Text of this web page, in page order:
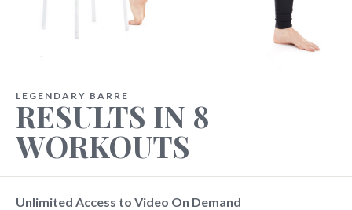
LEGENDARY BARRE
RESULTS IN 8
WORKOUTS
Unlimited Access to Video On Demand